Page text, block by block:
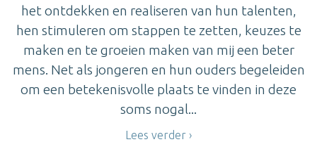
het ontdekken en realiseren van hun talenten,
hen stimuleren om stappen te zetten, keuzes te
maken en te groeien maken van mij een beter
mens. Net als jongeren en hun ouders begeleiden
om een betekenisvolle plaats te vinden in deze
soms nogal...
Lees verder